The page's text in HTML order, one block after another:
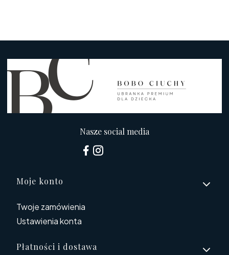
Nasze social media
Linki w stopce
Moje konto
Twoje zamówienia
Ustawienia konta
Płatności i dostawa